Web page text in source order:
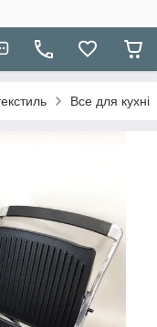
Все для кухні